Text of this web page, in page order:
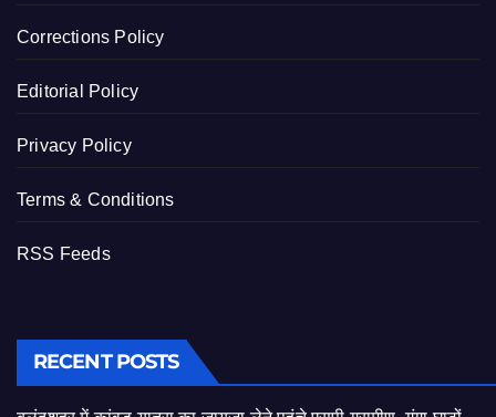
Corrections Policy
Editorial Policy
Privacy Policy
Terms & Conditions
RSS Feeds
RECENT POSTS